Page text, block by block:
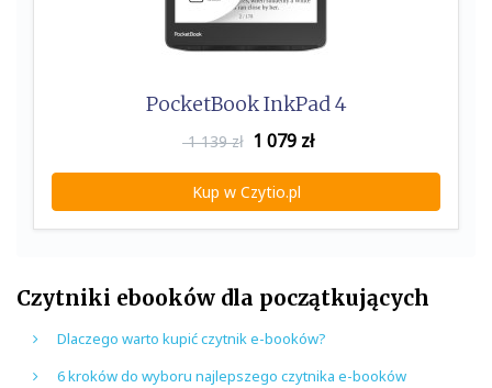
PocketBook InkPad 4
1 139 zł 1 079zł
Kup w Czytio.pl
Czytniki ebooków dla początkujących
Dlaczego warto kupić czytnik e-booków?
6 kroków do wyboru najlepszego czytnika e-booków